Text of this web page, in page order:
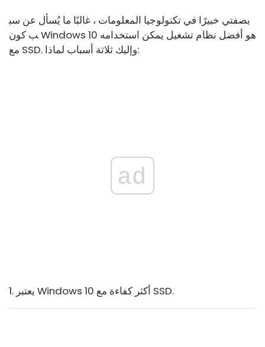
بصفتي خبيرًا في تكنولوجيا المعلومات ، غالبًا ما يُسأل عن سب
ب كون Windows 10 هو أفضل نظام تشغيل يمكن استخدامه
مع SSD. وإليك ثلاثة أسباب لماذا:
ad
1. يعتبر Windows 10 أكثر كفاءة مع SSD.